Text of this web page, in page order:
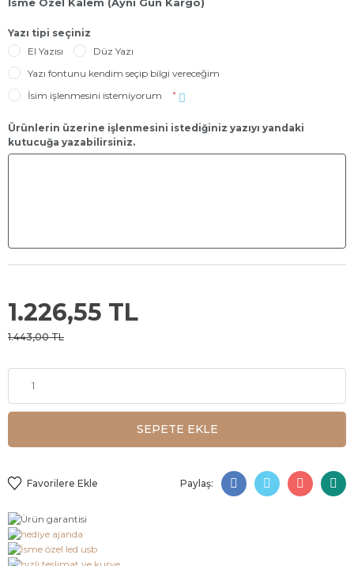
Yazı tipi seçiniz
El Yazısı
Düz Yazı
Yazı fontunu kendim seçip bilgi vereceğim
İsim işlenmesini istemiyorum
*
Ürünlerin üzerine işlenmesini istediğiniz yazıyı yandaki
kutucuğa yazabilirsiniz.
1.226,55 TL
1.443,00 TL
SEPETE EKLE
Paylaş: